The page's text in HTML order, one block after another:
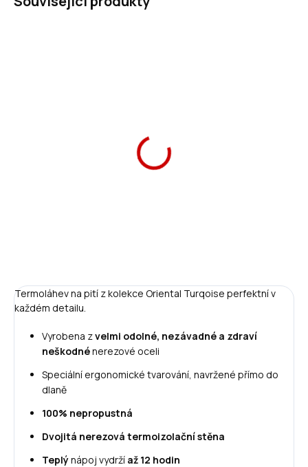
Oriental Turquoise 350
Termoláhev na pití z kolekce Oriental Turqoise perfektní v
každém detailu.
Vyrobena zvelmi odolné, nezávadné a zdraví
neškodnénerezové oceli
Speciální ergonomické tvarování, navržené přímo do
dlaně
100% nepropustná
Dvojitá nerezová termoizolační stěna
Teplýnápoj vydrží až 12 hodin